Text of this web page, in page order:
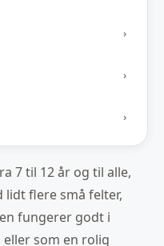
›
›
›
7 til 12 år og til alle,
lidt flere små felter,
fungerer godt i
som en rolig